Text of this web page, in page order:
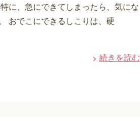
に、急にできてしまったら、気にな
おでこにできるしこりは、硬
続きを読む